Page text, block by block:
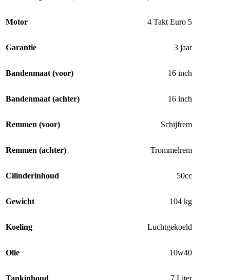
Motor 4 Takt Euro 5
Garantie 3 jaar
Bandenmaat (voor) 16 inch
Bandenmaat (achter) 16 inch
Remmen (voor) Schijfrem
Remmen (achter) Trommelrem
Cilinderinhoud 50cc
Gewicht 104 kg
Koeling Luchtgekoeld
Olie 10w40